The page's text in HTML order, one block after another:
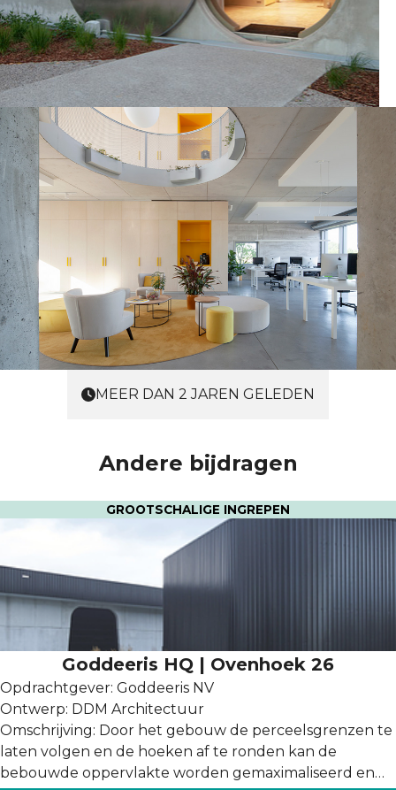
MEER DAN 2 JAREN GELEDEN
Andere bijdragen
GROOTSCHALIGE INGREPEN
Goddeeris HQ | Ovenhoek 26
Opdrachtgever: Goddeeris NV
Ontwerp: DDM Architectuur
Omschrijving: Door het gebouw de perceelsgrenzen te
laten volgen en de hoeken af te ronden kan de
bebouwde oppervlakte worden gemaximaliseerd en